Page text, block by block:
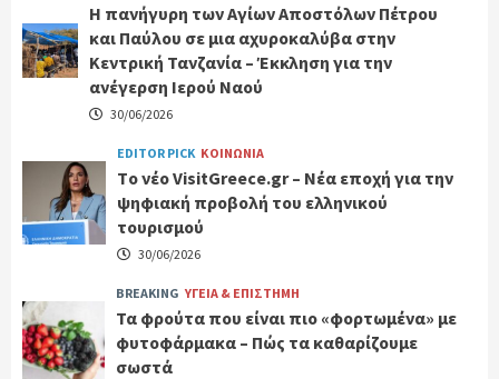
Η πανήγυρη των Αγίων Αποστόλων Πέτρου
και Παύλου σε μια αχυροκαλύβα στην
Κεντρική Τανζανία – Έκκληση για την
ανέγερση Ιερού Ναού
30/06/2026
EDITOR PICK ΚΟΙΝΩΝΙΑ
Tο νέο VisitGreece.gr – Νέα εποχή για την
ψηφιακή προβολή του ελληνικού
τουρισμού
30/06/2026
BREAKING ΥΓΕΙΑ & ΕΠΙΣΤΗΜΗ
Τα φρούτα που είναι πιο «φορτωμένα» με
φυτοφάρμακα – Πώς τα καθαρίζουμε
σωστά